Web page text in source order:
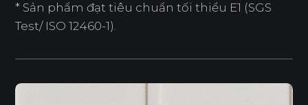
* Sản phẩm đạt tiêu chuẩn tối thiểu E1 (SGS
Test/ ISO 12460-1).